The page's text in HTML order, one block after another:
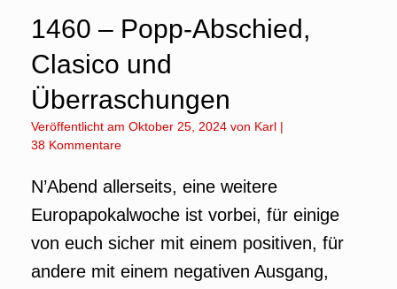
1460 – Popp-Abschied,
Clasico und
Überraschungen
Veröffentlicht am Oktober 25, 2024 von Karl |
38 Kommentare
N’Abend allerseits, eine weitere
Europapokalwoche ist vorbei, für einige
von euch sicher mit einem positiven, für
andere mit einem negativen Ausgang,